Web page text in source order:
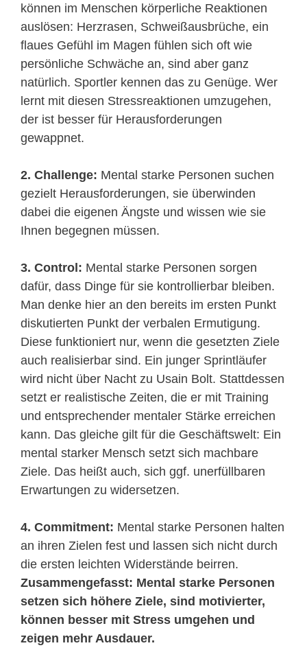
können im Menschen körperliche Reaktionen
auslösen: Herzrasen, Schweißausbrüche, ein
flaues Gefühl im Magen fühlen sich oft wie
persönliche Schwäche an, sind aber ganz
natürlich. Sportler kennen das zu Genüge. Wer
lernt mit diesen Stressreaktionen umzugehen,
der ist besser für Herausforderungen
gewappnet.
2. Challenge: Mental starke Personen suchen
gezielt Herausforderungen, sie überwinden
dabei die eigenen Ängste und wissen wie sie
Ihnen begegnen müssen.
3. Control: Mental starke Personen sorgen
dafür, dass Dinge für sie kontrollierbar bleiben.
Man denke hier an den bereits im ersten Punkt
diskutierten Punkt der verbalen Ermutigung.
Diese funktioniert nur, wenn die gesetzten Ziele
auch realisierbar sind. Ein junger Sprintläufer
wird nicht über Nacht zu Usain Bolt. Stattdessen
setzt er realistische Zeiten, die er mit Training
und entsprechender mentaler Stärke erreichen
kann. Das gleiche gilt für die Geschäftswelt: Ein
mental starker Mensch setzt sich machbare
Ziele. Das heißt auch, sich ggf. unerfüllbaren
Erwartungen zu widersetzen.
4. Commitment: Mental starke Personen halten
an ihren Zielen fest und lassen sich nicht durch
die ersten leichten Widerstände beirren.
Zusammengefasst: Mental starke Personen
setzen sich höhere Ziele, sind motivierter,
können besser mit Stress umgehen und
zeigen mehr Ausdauer.